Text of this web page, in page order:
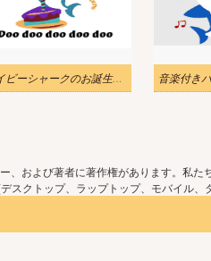
ベイビーシャークのお誕生日パーティー イラスト 音楽付き
および著者に著作権があります。私
クトップ、ラップトップ、モバイル